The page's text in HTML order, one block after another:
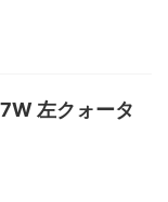
左クォータ